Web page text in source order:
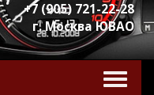
+7 (905) 721-22-28
г. Москва ЮВАО